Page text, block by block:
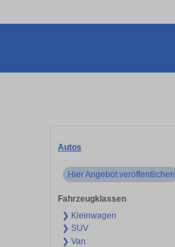
Autos
Hier Angebot veröffentlichen
Fahrzeugklassen
❯ Kleinwagen
❯ SUV
❯ Van